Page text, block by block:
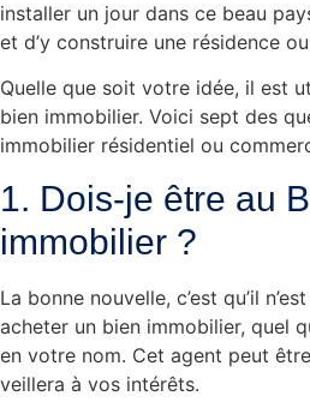
installer un jour dans ce beau
et d’y construire une résidence
Quelle que soit votre idée, il est
bien immobilier. Voici sept des
immobilier résidentiel ou
1. Dois-je être au
immobilier ?
La bonne nouvelle, c’est qu’il
acheter un bien immobilier, quel
en votre nom. Cet agent peut
veillera à vos intérêts.